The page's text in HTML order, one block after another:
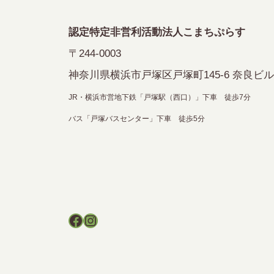
シ
ン
認定特定非営利活動法人こまちぷらす
〒244-0003
神奈川県横浜市戸塚区戸塚町145-6 奈良ビ
JR・横浜市営地下鉄「戸塚駅（西口）」下車 徒歩7分
バス「戸塚バスセンター」下車 徒歩5分
Facebook
Instagram